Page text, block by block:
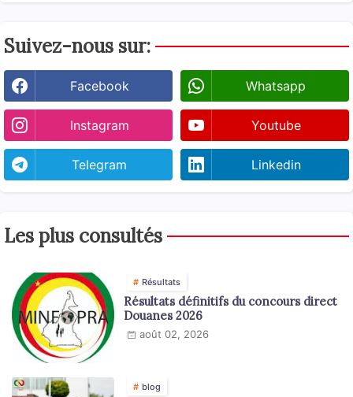
Suivez-nous sur:
Facebook Whatsapp
Instagram Youtube
Telegram Linkedin
Les plus consultés
Résultats
Résultats définitifs du concours direct
Douanes 2026
août 02, 2026
blog